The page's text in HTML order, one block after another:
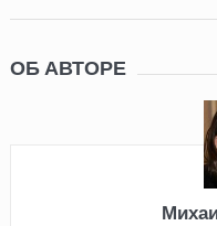
ОБ АВТОРЕ